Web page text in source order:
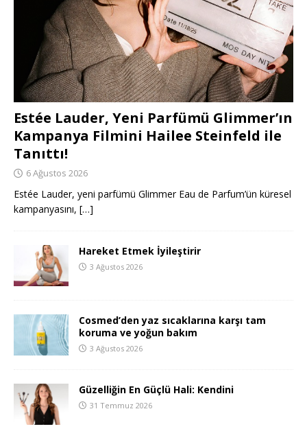
Estée Lauder, Yeni Parfümü Glimmer’ın
Kampanya Filmini Hailee Steinfeld ile
Tanıttı!
6 Ağustos 2026
Estée Lauder, yeni parfümü Glimmer Eau de Parfum’ün küresel
kampanyasını, […]
Hareket Etmek İyileştirir
3 Ağustos 2026
Cosmed’den yaz sıcaklarına karşı tam
koruma ve yoğun bakım
3 Ağustos 2026
Güzelliğin En Güçlü Hali: Kendini
31 Temmuz 2026